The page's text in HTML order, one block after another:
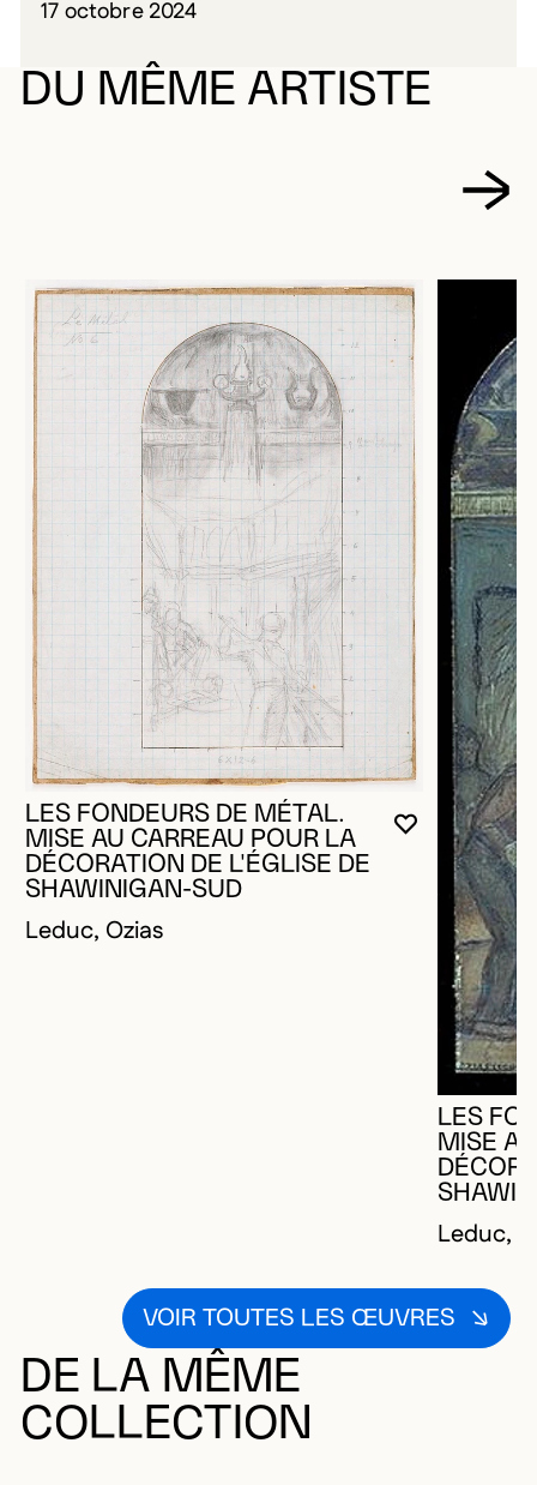
17 octobre 2024
DU MÊME ARTISTE
VOUS
FERMER
OUVRIR LA
LES FONDEURS DE MÉTAL.
MISE AU CARREAU POUR LA
DÉCORATION DE L'ÉGLISE DE
SHAWINIGAN-SUD
Leduc, Ozias
LES
MISE
Leduc,
VOIR TOUTES LES ŒUVRES
DE LA MÊME
COLLECTION